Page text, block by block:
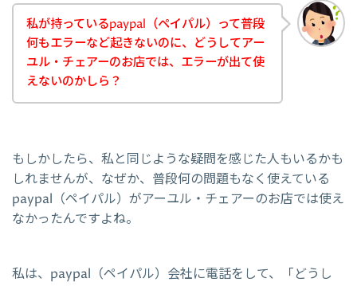
私が持っているpaypal（ペイパル）って普段
何もエラーなど起きないのに、どうしてアー
ユル・チェアーのお店では、エラーが出て使
えないのかしら？
もしかしたら、私と同じような疑問を感じた人もいるかも
しれませんが、なぜか、普段何の問題もなく使えている
paypal（ペイパル）がアーユル・チェアーのお店では使え
なかったんですよね。
私は、paypal（ペイパル）会社に電話をして、「どうし